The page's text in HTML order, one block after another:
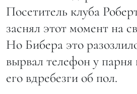
Посетитель клуба
заснял этот момент на
Но Бибера это
вырвал телефон у парня
его вдребезги об пол.